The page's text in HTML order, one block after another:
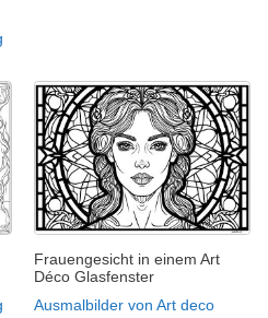
Frauengesicht in einem Art
Déco Glasfenster
Ausmalbilder von Art deco